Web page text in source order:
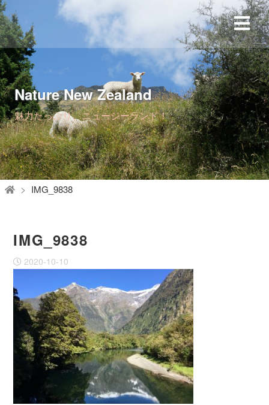
Nature New Zealand
魅力たっぷり、ニュージーランド！
IMG_9838
IMG_9838
2020-10-10